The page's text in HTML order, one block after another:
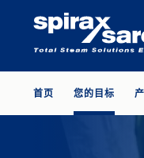
首页 您的目标